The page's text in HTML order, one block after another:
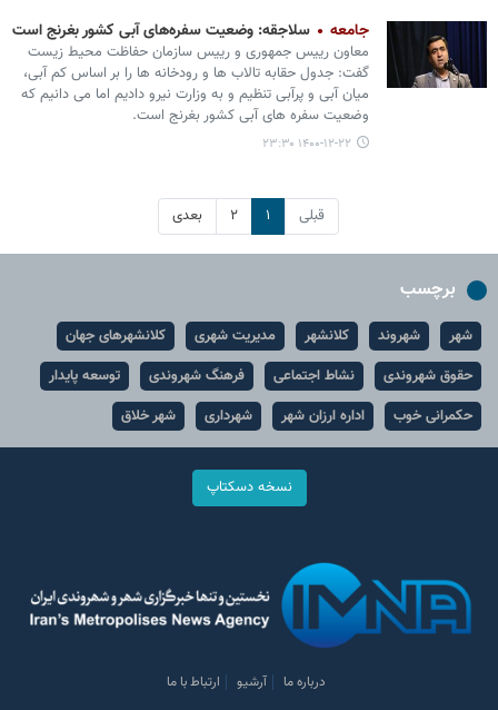
جامعه سلاجقه: وضعیت سفره‌های آبی کشور بغرنج است
معاون رییس جمهوری و رییس سازمان حفاظت محیط زیست
گفت: جدول حقابه تالاب ها و رودخانه ها را بر اساس کم آبی،
میان آبی و پرآبی تنظیم و به وزارت نیرو دادیم اما می دانیم که
وضعیت سفره های آبی کشور بغرنج است.
۱۴۰۰-۱۲-۲۲ ۲۳:۳۰
قبلی ۱ ۲ بعدی
برچسب
شهر شهروند کلانشهر مدیریت شهری
کلانشهرهای جهان
حقوق شهروندی
نشاط اجتماعی فرهنگ شهروندی
توسعه پایدار
حکمرانی خوب
اداره ارزان شهر شهرداری شهر خلاق
نسخه دسکتاپ
درباره ما آرشیو ارتباط با ما